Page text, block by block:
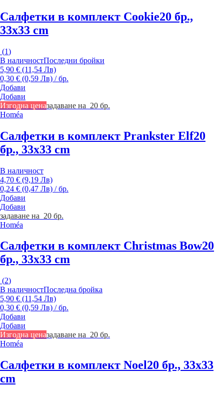
Салфетки в комплект Cookie20 бр.,
33x33 cm
(1)
В наличностПоследни бройки
5,90 € (11,54 Лв)
0,30 € (0,59 Лв) / бр.
Добави
Добави
Изгодна ценазадаване на 20 бр.
Homéa
Салфетки в комплект Prankster Elf20
бр., 33x33 cm
В наличност
4,70 € (9,19 Лв)
0,24 € (0,47 Лв) / бр.
Добави
Добави
задаване на 20 бр.
Homéa
Салфетки в комплект Christmas Bow20
бр., 33x33 cm
(2)
В наличностПоследна бройка
5,90 € (11,54 Лв)
0,30 € (0,59 Лв) / бр.
Добави
Добави
Изгодна ценазадаване на 20 бр.
Homéa
Салфетки в комплект Noel20 бр., 33x33
cm